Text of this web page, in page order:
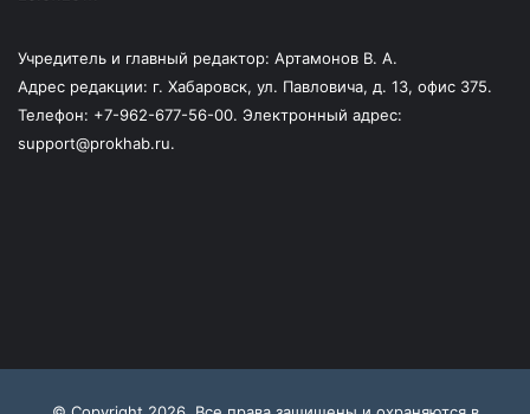
Учредитель и главный редактор: Артамонов В. А.
Адрес редакции: г. Хабаровск, ул. Павловича, д. 13, офис 375.
Телефон: +7-962-677-56-00. Электронный адрес:
support@prokhab.ru.